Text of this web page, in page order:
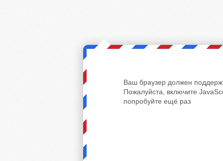
Ваш браузер должен
Пожалуйста, включите
попробуйте ещё раз